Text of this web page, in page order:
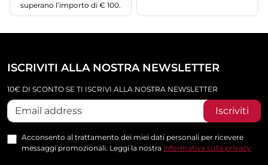
superano l’importo di € 100.
ISCRIVITI ALLA NOSTRA NEWSLETTER
10€ DI SCONTO SE TI ISCRIVI ALLA NOSTRA NEWSLETTER
Iscriviti
Acconsento al trattamento dei miei dati personali per ricevere
messaggi promozionali. Leggi la nostra informativa sulla privacy